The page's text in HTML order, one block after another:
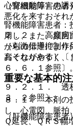
（腎機能障害患者
腎機能障害患者：
用し、また、頻回
からの排泄により
高くなりやすく、
６．６．１参照〕。
９．２．１． 透
３．２参照〕。
（肝機能障害患者
心室細動等）の誘
悪化を来すおそれ
２．２． 高度房
［刺激伝導抑制作
おそれがある］〔
重要な基本的
８．１． 本剤の
し、心電図、脈拍
Ｑ延長、ＱＲＳ幅